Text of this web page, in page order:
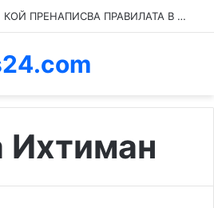
ЗЕМЯ ПО ЗАПОВЕД: КОЙ ПРЕНАПИСВА ПРАВИЛАТА В КАСПИЧАН